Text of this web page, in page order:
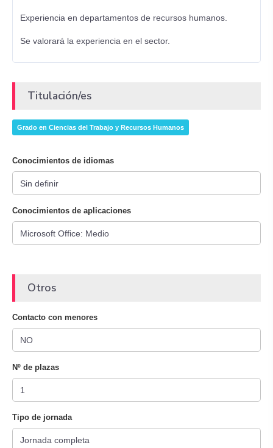
Experiencia en departamentos de recursos humanos.
Se valorará la experiencia en el sector.
Titulación/es
Grado en Ciencias del Trabajo y Recursos Humanos
Conocimientos de idiomas
Conocimientos de aplicaciones
Otros
Contacto con menores
Nº de plazas
Tipo de jornada